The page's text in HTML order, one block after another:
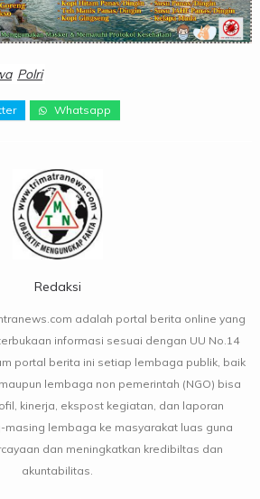
Polri
Whatsapp
Redaksi
adalah portal berita online yang
informasi sesuai dengan UU No.14
portal berita ini setiap lembaga publik, baik
lembaga non pemerintah (NGO) bisa
kinerja, ekspost kegiatan, dan laporan
masing lembaga ke masyarakat luas guna
dan meningkatkan kredibiltas dan
akuntabilitas.